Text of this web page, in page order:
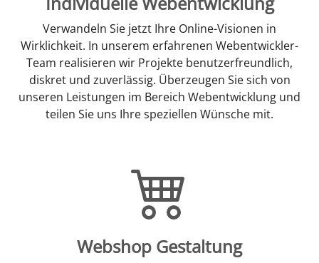
Verwandeln Sie jetzt Ihre Online-Visionen in
Wirklichkeit. In unserem erfahrenen Webentwickler-
Team realisieren wir Projekte benutzerfreundlich,
diskret und zuverlässig. Überzeugen Sie sich von
unseren Leistungen im Bereich Webentwicklung und
teilen Sie uns Ihre speziellen Wünsche mit.
Webshop Gestaltung